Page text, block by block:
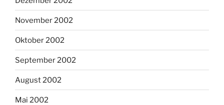
November 2002
Oktober 2002
September 2002
August 2002
Mai 2002